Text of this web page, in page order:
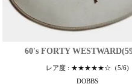
60's FORTY
レア度 : ★★★★★☆（5/6)
DOBBS